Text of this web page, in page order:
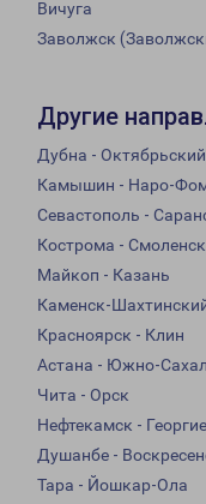
Вичуга
Заволжск
Другие
Дубна - Октябрьский
Камышин - Наро-
Севастополь -
Кострома - Смоленск
Майкоп - Казань
Каменск-
Красноярск - Клин
Астана - Южно-
Чита - Орск
Нефтекамск -
Душанбе -
Тара - Йошкар-Ола